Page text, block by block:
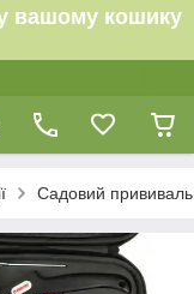
вашому кошику
Садовий